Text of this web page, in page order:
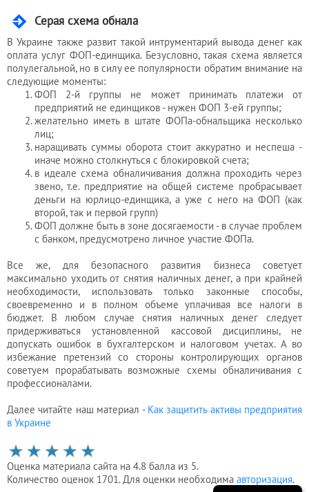
Серая схема обнала
В Украине также развит такой интрументарий вывода денег как
оплата услуг ФОП-единщика. Безусловно, такая схема является
полулегальной, но в силу ее популярности обратим внимание на
следующие моменты:
ФОП 2-й группы не может принимать платежи от
предприятий не единщиков - нужен ФОП 3-ей группы;
желательно иметь в штате ФОПа-обнальщика несколько
лиц;
наращивать суммы оборота стоит аккуратно и неспеша -
иначе можно столкнуться с блокировкой счета;
в идеале схема обналичивания должна проходить через
звено, т.е. предприятие на общей системе пробрасывает
деньги на юрлицо-единщика, а уже с него на ФОП (как
второй, так и первой групп)
ФОП должне быть в зоне досягаемости - в случае проблем
с банком, предусмотрено личное участие ФОПа.
Все же, для безопасного развития бизнеса советует
максимально уходить от снятия наличных денег, а при крайней
необходимости, использовать только законные способы,
своевременно и в полном объеме уплачивая все налоги в
бюджет. В любом случае снятия наличных денег следует
придерживаться установленной кассовой дисциплины, не
допускать ошибок в бухгалтерском и налоговом учетах. А во
избежание претензий со стороны контролирующих органов
советуем прорабатывать возможные схемы обналичивания с
профессионалами.
Далее читайте наш материал - Как защитить активы предприятия
в Украине
Оценка материала сайта на 4.8 балла из 5.
Количество оценок 1701. Для оценки необходима авторизация.